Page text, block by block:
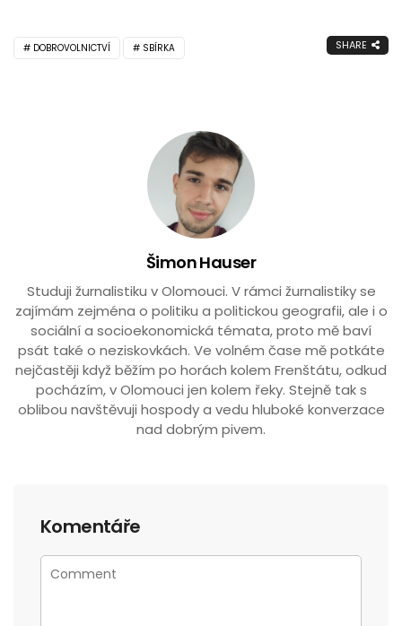
DOBROVOLNICTVÍ SBÍRKA SHARE
Šimon Hauser
Studuji žurnalistiku v Olomouci. V rámci žurnalistiky se
zajímám zejména o politiku a politickou geografii, ale i o
sociální a socioekonomická témata, proto mě baví
psát také o neziskovkách. Ve volném čase mě potkáte
nejčastěji když běžím po horách kolem Frenštátu, odkud
pocházím, v Olomouci jen kolem řeky. Stejně tak s
oblibou navštěvuji hospody a vedu hluboké konverzace
nad dobrým pivem.
Komentáře